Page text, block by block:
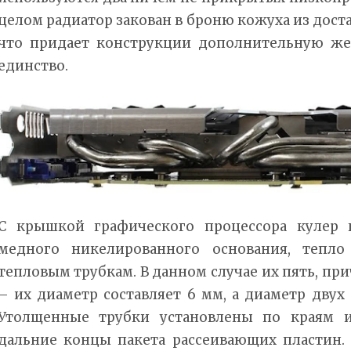
радиатор закован в броню кожуха из
придает конструкции дополнительную
крышкой графического процессора
никелированного основания,
трубкам. В данном случае их пять,
их диаметр составляет 6 мм, а диаметр
трубки установлены по краям
концы пакета рассеивающих